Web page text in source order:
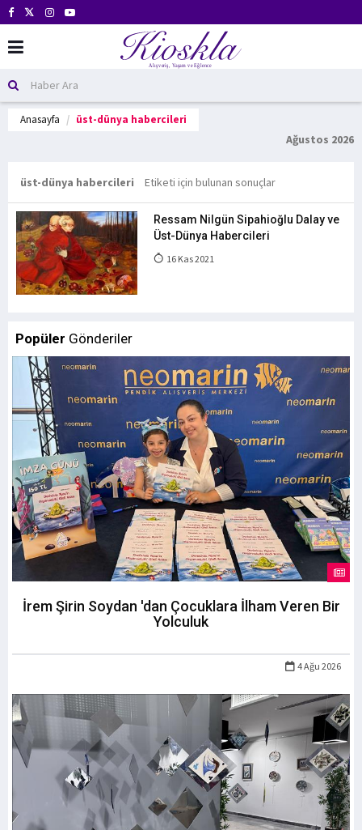
Anasayfa üst-dünya habercileri
Ağustos 2026
üst-dünya habercileri Etiketi için bulunan sonuçlar
Ressam Nilgün Sipahioğlu Dalay ve
Üst-Dünya Habercileri
16 Kas 2021
Popüler Gönderiler
İrem Şirin Soydan 'dan Çocuklara İlham Veren Bir
Yolculuk
4 Ağu 2026